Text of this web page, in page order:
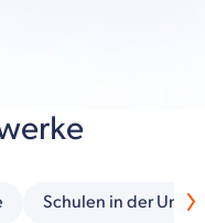
Schulen in der